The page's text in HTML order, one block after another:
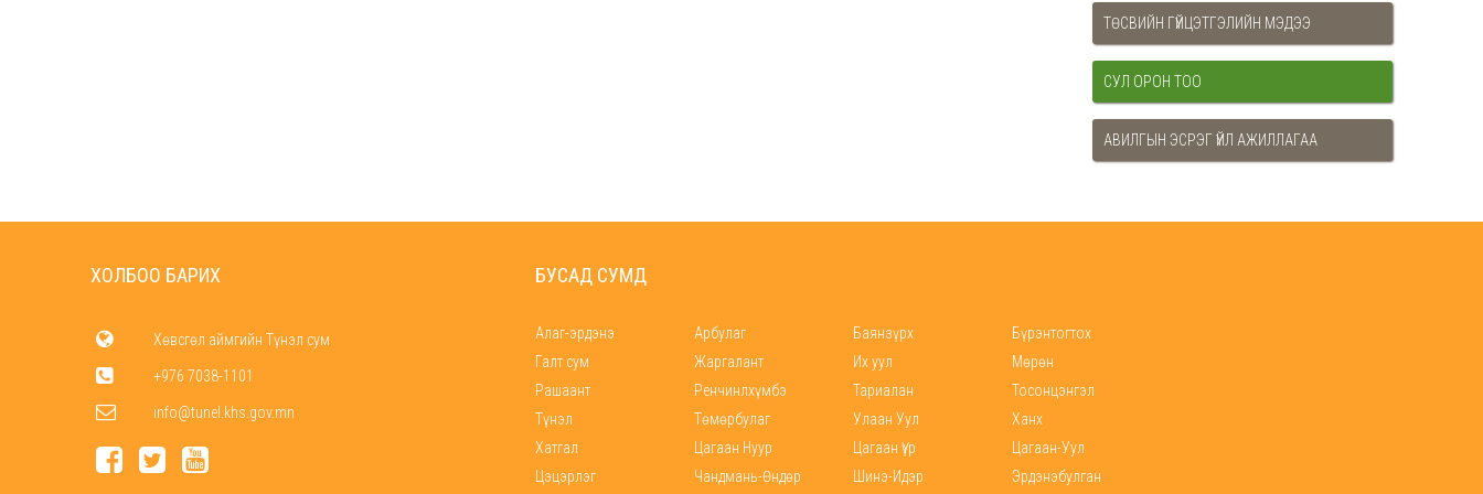
ТӨСВИЙН ГҮЙЦЭТГЭЛИЙН МЭДЭЭ
СУЛ ОРОН ТОО
АВИЛГЫН ЭСРЭГ ҮЙЛ АЖИЛЛАГАА
ХОЛБОО БАРИХ
Хөвсгөл аймгийн Түнэл сум
+976 7038-1101
info@tunel.khs.gov.mn
БУСАД СУМД
Алаг-эрдэнэ Арбулаг Баянзүрх
Бүрэнтогтох
Галт сум
Жаргалант Их уул
Мөрөн
Рашаант
Ренчинлхүмбэ Тариалан
Тосонцэнгэл
Түнэл
Төмөрбулаг Улаан Уул
Ханх
Хатгал
Цагаан Нуур Цагаан Үүр
Цагаан-Уул
Цэцэрлэг
Чандмань-Өндөр Шинэ-Идэр Эрдэнэбулган